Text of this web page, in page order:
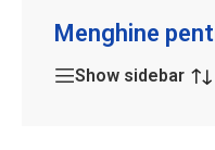
Menghine
Show sidebar